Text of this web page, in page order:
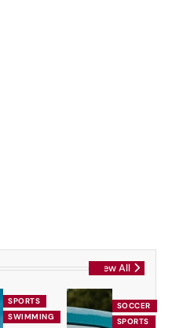
View All
SPORTS
SWIMMING
SOCCER
SPORTS